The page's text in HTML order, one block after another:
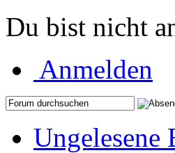
Du bist nicht
Anmelden
Ungelesene